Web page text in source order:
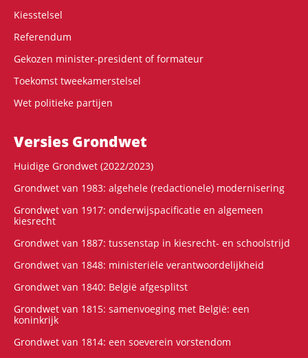
Kiesstelsel
Referendum
Gekozen minister-president of formateur
Toekomst tweekamerstelsel
Wet politieke partijen
Versies Grondwet
Huidige Grondwet (2022/2023)
Grondwet van 1983: algehele (redactionele) modernisering
Grondwet van 1917: onderwijspacificatie en algemeen
kiesrecht
Grondwet van 1887: tussenstap in kiesrecht- en schoolstrijd
Grondwet van 1848: ministeriële verantwoordelijkheid
Grondwet van 1840: België afgesplitst
Grondwet van 1815: samenvoeging met België: een
koninkrijk
Grondwet van 1814: een soeverein vorstendom